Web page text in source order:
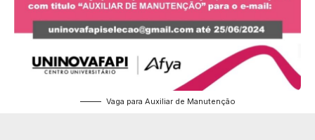
Vaga para Auxiliar de Manutenção